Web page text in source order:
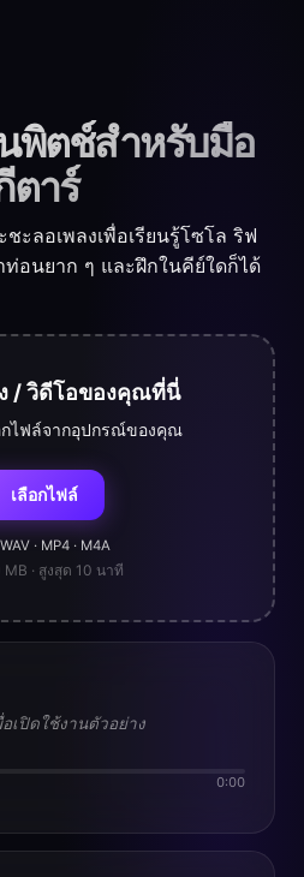
นพิตช์สำหรับมือ
ตาร์
ะลอเพลงเพื่อเรียนรู้โซโล ริฟ
อนยาก ๆ และฝึกในคีย์ใดก็ได้
/ วิดีโอของคุณที่นี่
กไฟล์จากอุปกรณ์ของคุณ
เลือกไฟล์
· MP4 · M4A
· สูงสุด 10 นาที
เปิดใช้งานตัวอย่าง
0:00